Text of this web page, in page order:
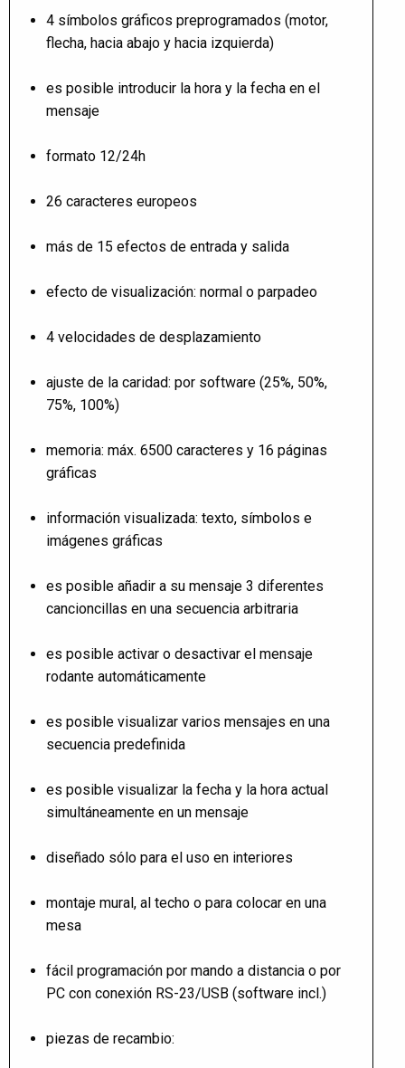
4 símbolos gráficos preprogramados (motor,
flecha, hacia abajo y hacia izquierda)
es posible introducir la hora y la fecha en el
mensaje
formato 12/24h
26 caracteres europeos
más de 15 efectos de entrada y salida
efecto de visualización: normal o parpadeo
4 velocidades de desplazamiento
ajuste de la caridad: por software (25%, 50%,
75%, 100%)
memoria: máx. 6500 caracteres y 16 páginas
gráficas
información visualizada: texto, símbolos e
imágenes gráficas
es posible añadir a su mensaje 3 diferentes
cancioncillas en una secuencia arbitraria
es posible activar o desactivar el mensaje
rodante automáticamente
es posible visualizar varios mensajes en una
secuencia predefinida
es posible visualizar la fecha y la hora actual
simultáneamente en un mensaje
diseñado sólo para el uso en interiores
montaje mural, al techo o para colocar en una
mesa
fácil programación por mando a distancia o por
PC con conexión RS-23/USB (software incl.)
piezas de recambio: